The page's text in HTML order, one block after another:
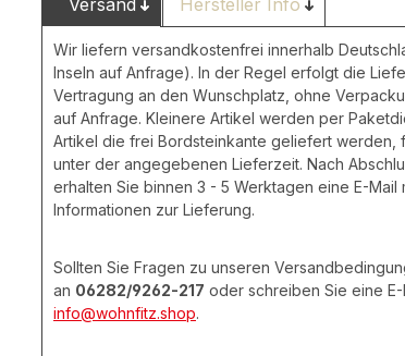
Hersteller Info
Wir liefern versandkostenfrei innerhalb
Inseln auf Anfrage). In der Regel erfolgt die
Vertragung an den Wunschplatz, ohne
auf Anfrage. Kleinere Artikel werden per
Artikel die frei Bordsteinkante geliefert werden,
unter der angegebenen Lieferzeit. Nach
erhalten Sie binnen 3 - 5 Werktagen eine E-Mail
Informationen zur Lieferung.
Sollten Sie Fragen zu unseren
an 06282/9262-217 oder schreiben Sie eine E-
info@wohnfitz.shop.